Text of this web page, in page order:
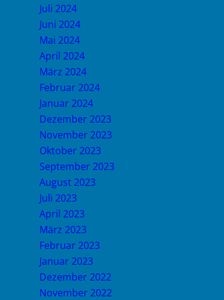
Juli 2024
Juni 2024
Mai 2024
April 2024
März 2024
Februar 2024
Januar 2024
Dezember 2023
November 2023
Oktober 2023
September 2023
August 2023
Juli 2023
April 2023
März 2023
Februar 2023
Januar 2023
Dezember 2022
November 2022